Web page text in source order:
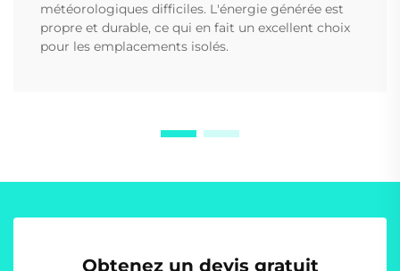
météorologiques difficiles. L'énergie générée est
propre et durable, ce qui en fait un excellent choix
pour les emplacements isolés.
Obtenez un devis gratuit